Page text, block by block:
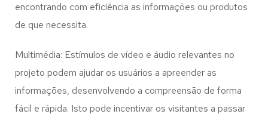
encontrando com eficiência as informações ou produtos
de que necessita.
Multimédia: Estímulos de vídeo e áudio relevantes no
projeto podem ajudar os usuários a apreender as
informações, desenvolvendo a compreensão de forma
fácil e rápida. Isto pode incentivar os visitantes a passar